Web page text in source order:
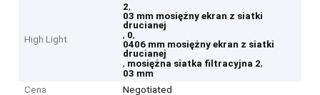
High Light
2,
03 mm mosiężny ekran z siatki
drucianej
, 0,
0406 mm mosiężny ekran z siatki
drucianej
, mosiężna siatka filtracyjna 2,
03 mm
Cena
Negotiated